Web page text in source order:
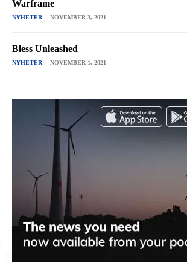
Warframe
NYHETER NOVEMBER 3, 2021
Bless Unleashed
NYHETER NOVEMBER 1, 2021